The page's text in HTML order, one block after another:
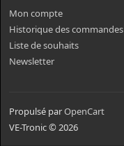
Mon compte
Historique des commandes
Liste de souhaits
Newsletter
Propulsé parOpenCart
VE-Tronic © 2026